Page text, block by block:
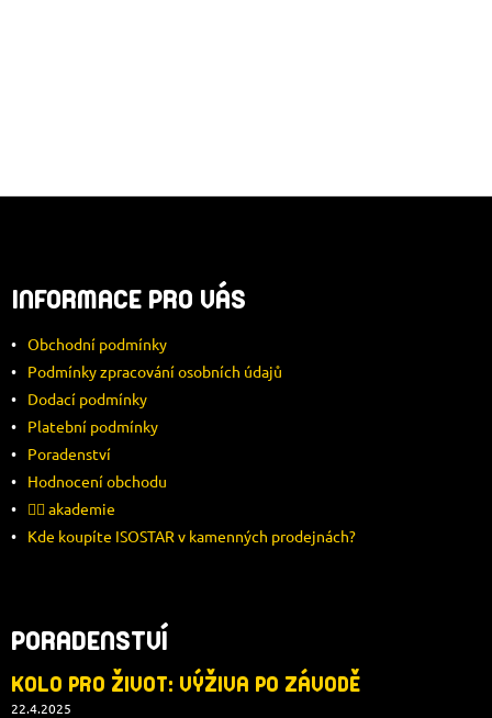
P
A
T
INFORMACE PRO VÁS
Obchodní podmínky
Podmínky zpracování osobních údajů
Dodací podmínky
Platební podmínky
Poradenství
Hodnocení obchodu
🚴‍♂️ akademie
Kde koupíte ISOSTAR v kamenných prodejnách?
PORADENSTVÍ
KOLO PRO ŽIVOT: VÝŽIVA PO ZÁVODĚ
22.4.2025